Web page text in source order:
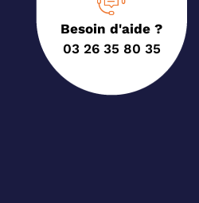
Besoin d'aide ?
03 26 35 80 35